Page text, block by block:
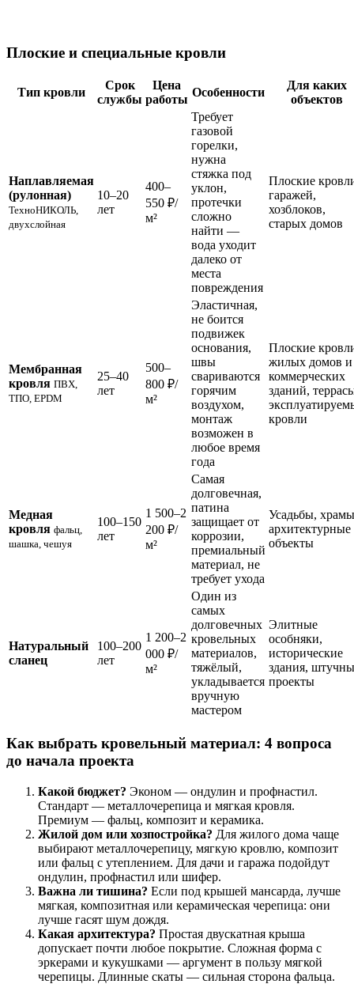
Плоские и специальные кровли
Тип кровли
Срок
службы
Цена
работы
Особенности
Для каких
объектов
Наплавляемая
(рулонная)
ТехноНИКОЛЬ,
двухслойная
10–20
лет
400–
550 ₽/
м²
Требует
газовой
горелки,
нужна
стяжка под
уклон,
протечки
сложно
найти —
вода уходит
далеко от
места
повреждения
Плоские
гаражей,
хозблоков,
старых домов
Мембранная
кровля ПВХ,
ТПО, EPDM
25–40
лет
500–
800 ₽/
м²
Эластичная,
не боится
подвижек
основания,
швы
свариваются
горячим
воздухом,
монтаж
возможен в
любое время
года
Плоские
жилых домов и
коммерческих
зданий,
кровли
Медная
кровля фальц,
шашка, чешуя
100–150
лет
1 500–2
200 ₽/
м²
Самая
долговечная,
патина
защищает от
коррозии,
премиальный
материал, не
требует ухода
Усадьбы,
архитектурные
объекты
Натуральный
сланец
100–200
лет
1 200–2
000 ₽/
м²
Один из
самых
долговечных
кровельных
материалов,
тяжёлый,
укладывается
вручную
мастером
Элитные
особняки,
исторические
здания,
проекты
Как выбрать кровельный материал: 4 вопроса
до начала проекта
Какой бюджет? Эконом — ондулин и профнастил.
Стандарт — металлочерепица и мягкая кровля.
Премиум — фальц, композит и керамика.
Жилой дом или хозпостройка? Для жилого дома чаще
выбирают металлочерепицу, мягкую кровлю, композит
или фальц с утеплением. Для дачи и гаража подойдут
ондулин, профнастил или шифер.
Важна ли тишина? Если под крышей мансарда, лучше
мягкая, композитная или керамическая черепица: они
лучше гасят шум дождя.
Какая архитектура? Простая двускатная крыша
допускает почти любое покрытие. Сложная форма с
эркерами и кукушками — аргумент в пользу мягкой
черепицы. Длинные скаты — сильная сторона фальца.